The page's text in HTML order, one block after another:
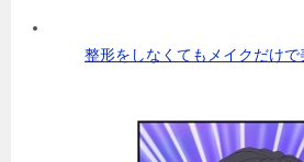
整形をしなくてもメイクだけで